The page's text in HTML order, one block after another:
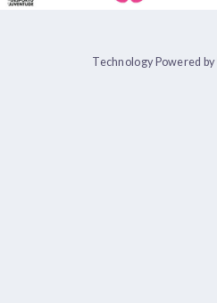
Technology Powered by